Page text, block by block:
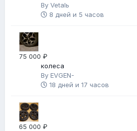
By Vetalь
8 дней и 5 часов
75 000 ₽
колеса
By EVGEN-
18 дней и 17 часов
65 000 ₽